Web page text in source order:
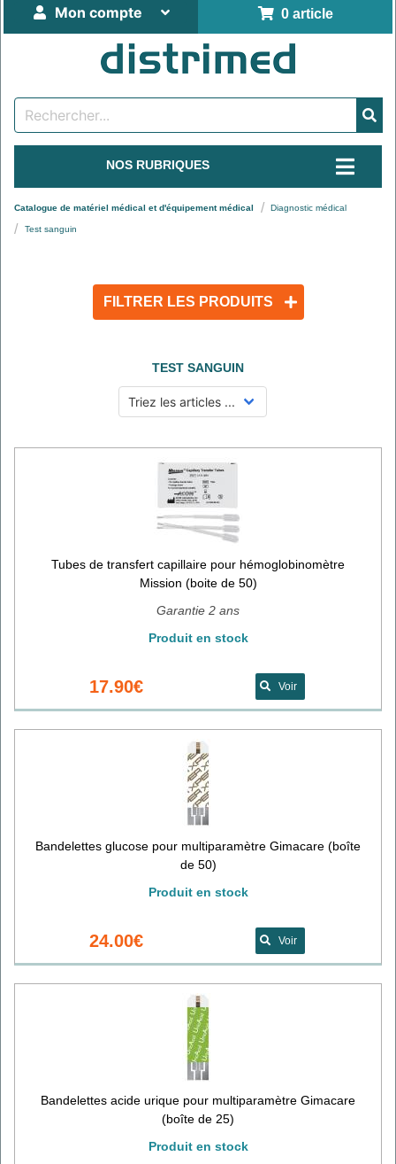
0 article
Mon compte
NOS RUBRIQUES
Catalogue de matériel médical et d'équipement médical Diagnostic médical
Test sanguin
FILTRER LES PRODUITS
TEST SANGUIN
Tubes de transfert capillaire pour hémoglobinomètre
Mission (boite de 50)
Garantie 2 ans
Produit en stock
17.90€ Voir
Bandelettes glucose pour multiparamètre Gimacare (boîte
de 50)
Produit en stock
24.00€ Voir
Bandelettes acide urique pour multiparamètre Gimacare
(boîte de 25)
Produit en stock